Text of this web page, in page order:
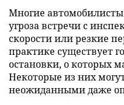
Многие
угроза встречи с
скорости или резкие
практике существует
остановки, о которых
Некоторые из них
неожиданными даже